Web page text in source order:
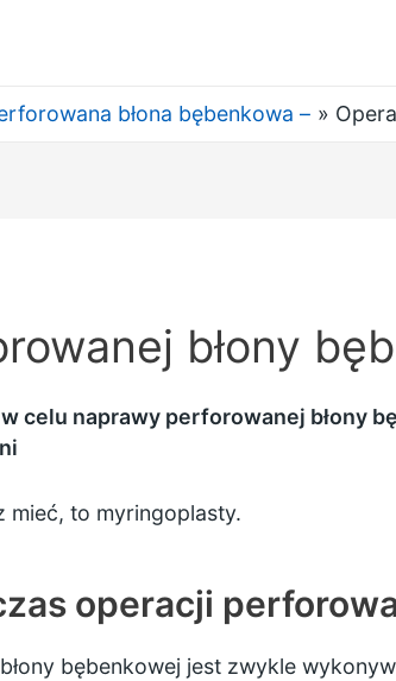
błona bębenkowa –
błony
celu naprawy perforowanej błony
mieć, to myringoplasty.
operacji
bębenkowej jest zwykle